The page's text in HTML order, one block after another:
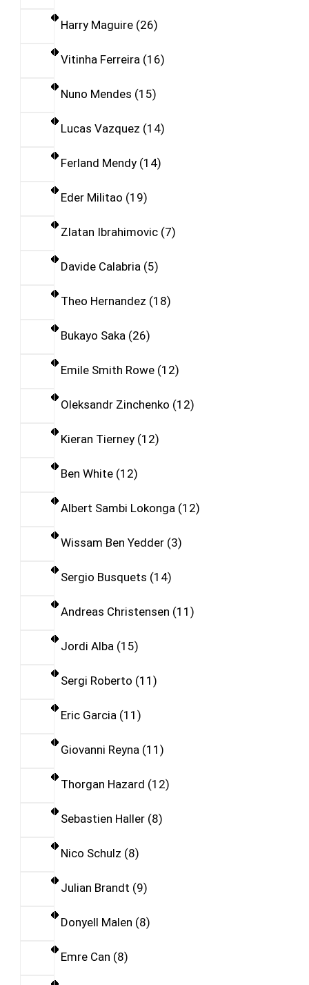
Harry Maguire 26
Vitinha Ferreira 16
Nuno Mendes 15
Lucas Vazquez 14
Ferland Mendy 14
Eder Militao 19
Zlatan Ibrahimovic 7
Davide Calabria 5
Theo Hernandez 18
Bukayo Saka 26
Emile Smith Rowe 12
Oleksandr Zinchenko 12
Kieran Tierney 12
Ben White 12
Albert Sambi Lokonga 12
Wissam Ben Yedder 3
Sergio Busquets 14
Andreas Christensen 11
Jordi Alba 15
Sergi Roberto 11
Eric Garcia 11
Giovanni Reyna 11
Thorgan Hazard 12
Sebastien Haller 8
Nico Schulz 8
Julian Brandt 9
Donyell Malen 8
Emre Can 8